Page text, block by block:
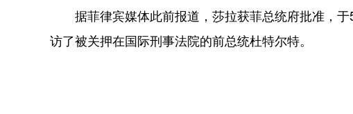
据菲律宾媒体此前报道，莎拉获菲总统府批准，于
访了被关押在国际刑事法院的前总统杜特尔特。